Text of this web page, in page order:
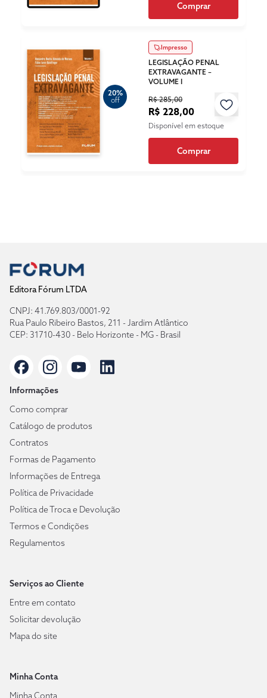
Comprar
20%
off
Impresso
LEGISLAÇÃO PENAL
EXTRAVAGANTE –
VOLUME I
R$ 285,00
R$ 228,00
Disponível em estoque
Comprar
Editora Fórum LTDA
CNPJ: 41.769.803/0001-92
Rua Paulo Ribeiro Bastos, 211 - Jardim Atlântico
CEP: 31710-430 - Belo Horizonte - MG - Brasil
Informações
Como comprar
Catálogo de produtos
Contratos
Formas de Pagamento
Informações de Entrega
Política de Privacidade
Política de Troca e Devolução
Termos e Condições
Regulamentos
Serviços ao Cliente
Entre em contato
Solicitar devolução
Mapa do site
Minha Conta
Minha Conta